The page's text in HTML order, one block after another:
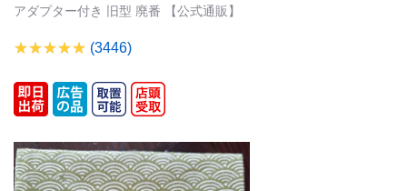
アダプター付き 旧型 廃番 【公式通販】
(3446)